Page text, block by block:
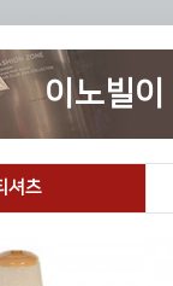
이노빌이
셔츠